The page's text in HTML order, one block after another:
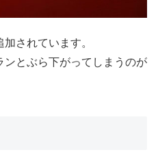
されています。
とぶら下がってしまうのが